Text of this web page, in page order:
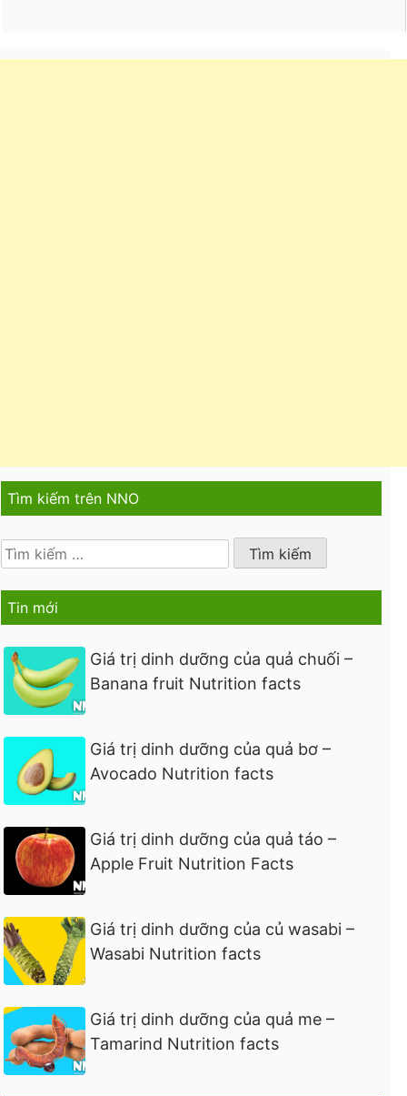
Tìm kiếm trên NNO
Tìm
kiếm
cho:
Tin mới
Giá trị dinh dưỡng của quả chuối –
Banana fruit Nutrition facts
Giá trị dinh dưỡng của quả bơ –
Avocado Nutrition facts
Giá trị dinh dưỡng của quả táo –
Apple Fruit Nutrition Facts
Giá trị dinh dưỡng của củ wasabi –
Wasabi Nutrition facts
Giá trị dinh dưỡng của quả me –
Tamarind Nutrition facts